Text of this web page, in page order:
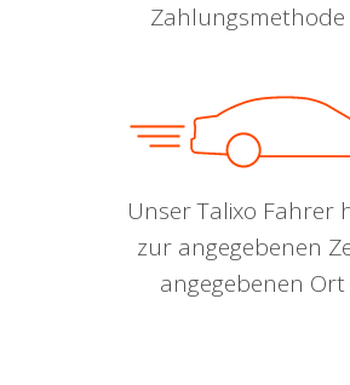
Zahlungsmethode
Unser Talixo Fahrer
zur angegebenen
angegebenen Ort